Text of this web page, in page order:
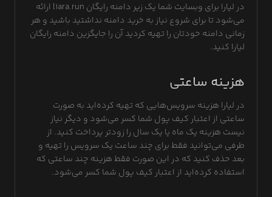
در لیارا برای وبسایت شما یک زیر دامنه رایگان liara.run ارائه
می‌شود تا برای شروع نیاز به خرید دامنه نداشتید باشید و هر
زمانی دامنه خودتان را تهیه کردید آن را جایگزین دامنه رایگان
لیارا کنید.
هزینه ساعتی
در لیارا هزینه‌ سرویس‌هایی که تهیه کرده‌اید به صورت
ساعتی از اعتبار کیف پول شما کسر می‌شود و دیگر نیاز
نیست هزینه یک ماه یا یک سال را زودتر پرداخت کنید. از
طرفی می‌توانید فقط برای چند ساعت یک سرویس را تهیه و
بعد حذف کنید که در این صورت فقط هزینه چند ساعتی که
استفاده کرده‌اید از اعتبار کیف پول شما کسر می‌شود.